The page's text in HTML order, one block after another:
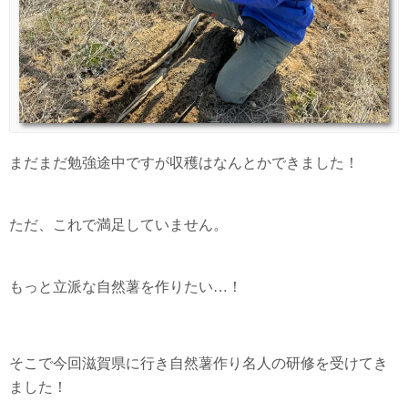
まだまだ勉強途中ですが収穫はなんとかできました！
ただ、これで満足していません。
もっと立派な自然薯を作りたい…！
そこで今回滋賀県に行き自然薯作り名人の研修を受けてき
ました！